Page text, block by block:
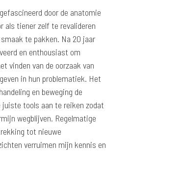
door de anatomie
als tiener zelf te revalideren
te pakken. Na 20 jaar
en enthousiast om
vinden van de oorzaak van
in hun problematiek. Het
en beweging de
tools aan te reiken zodat
wegblijven. Regelmatige
tot nieuwe
verruimen mijn kennis en